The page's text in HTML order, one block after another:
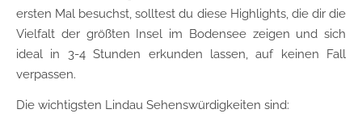
ersten Mal besuchst, solltest du diese Highlights, die dir die
Vielfalt der größten Insel im Bodensee zeigen und sich
ideal in 3-4 Stunden erkunden lassen, auf keinen Fall
verpassen.
Die wichtigsten Lindau Sehenswürdigkeiten sind: